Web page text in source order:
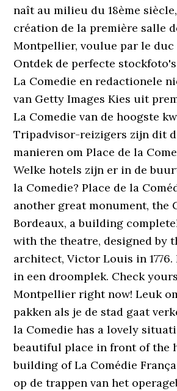
naît au milieu du 18ème
création de la première salle
Montpellier, voulue par le duc
Ontdek de perfecte
La Comedie en redactionele
van Getty Images Kies uit
La Comedie van de hoogste
Tripadvisor-reizigers zijn dit
manieren om Place de la
Welke hotels zijn er in de
la Comedie? Place de la
another great monument, the
Bordeaux, a building
with the theatre, designed by
architect, Victor Louis in
in een droomplek. Check
Montpellier right now! Leuk
pakken als je de stad gaat
la Comedie has a lovely
beautiful place in front of the
building of La Comédie
op de trappen van het